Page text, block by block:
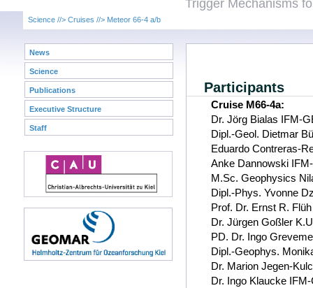
Trigger Mechanisms
Science //> Cruises //> Meteor 66-4 a/b
News
Science
Publications
Executive Structure
Staff
Participants
Cruise M66-4a:
Dr. Jörg Bialas IFM-
Dipl.-Geol. Dietmar
Eduardo Contreras-
Anke Dannowski
M.Sc. Geophysics
Dipl.-Phys. Yvonne
Prof. Dr. Ernst R.
Dr. Jürgen Goßler
PD. Dr. Ingo
Dipl.-Geophys.
Dr. Marion Jegen-
Dr. Ingo Klaucke